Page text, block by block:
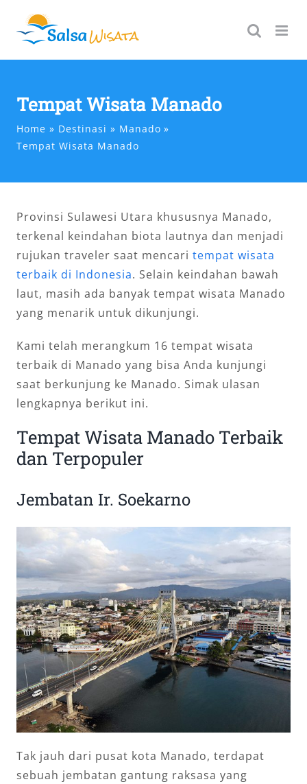
content
Tempat Wisata Manado
Home Destinasi
Manado
Tempat Wisata Manado
Provinsi Sulawesi Utara khususnya Manado,
terkenal keindahan biota lautnya dan menjadi
rujukan traveler saat mencari tempat wisata
terbaik di Indonesia. Selain keindahan bawah
laut, masih ada banyak tempat wisata Manado
yang menarik untuk dikunjungi.
Kami telah merangkum 16 tempat wisata
terbaik di Manado yang bisa Anda kunjungi
saat berkunjung ke Manado. Simak ulasan
lengkapnya berikut ini.
Tempat Wisata Manado Terbaik
dan Terpopuler
Jembatan Ir. Soekarno
Tak jauh dari pusat kota Manado, terdapat
sebuah jembatan gantung raksasa yang